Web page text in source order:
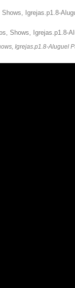
Igrejas.p1.8-
Igrejas.p1.8-Aluguel